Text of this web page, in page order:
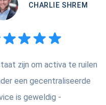
CHARLIE SHREM
zijn om activa te ruilen
een gecentraliseerde
is geweldig -